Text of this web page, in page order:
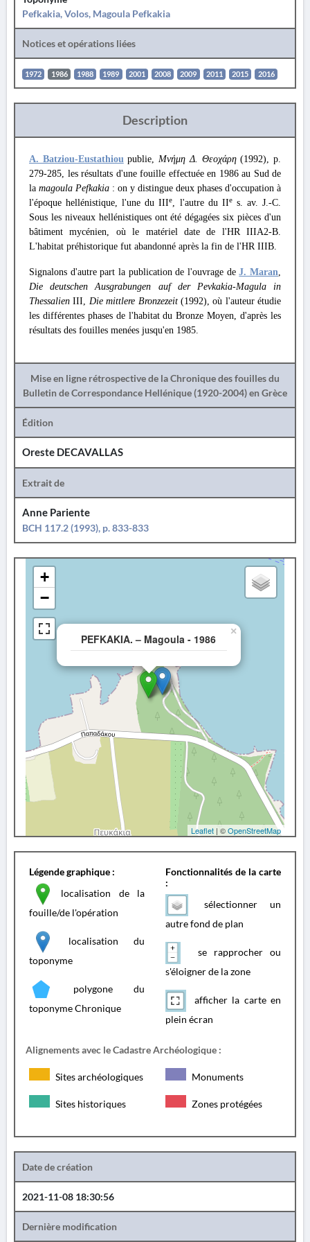
Pefkakia, Volos, Magoula Pefkakia
Notices et opérations liées
1972 1986 1988 1989 2001 2008 2009 2011 2015 2016
Description
A. Batziou-Eustathioupublie,Μνήμη Δ. Θεοχάρη(1992), p.
279-285, les résultats d'une fouille effectuée en 1986 au Sud de
la magoula Pefkakia : on y distingue deux phases d'occupation à
l'époque hellénistique, l'une du IIIe, l'autre du IIes. av. J.-C.
Sous les niveaux hellénistiques ont été dégagées six pièces d'un
bâtiment mycénien, où le matériel date de l'HR IIIA2-B.
L'habitat préhistorique fut abandonné après la fin de l'HR IIIB.
Signalons d'autre part la publication de l'ouvrage deJ. Maran,
Die deutschen Ausgrabungen auf der Pevkakia-Magula in
Thessalien III, Die mittlere Bronzezeit(1992), où l'auteur étudie
les différentes phases de l'habitat du Bronze Moyen, d'après les
résultats des fouilles menées jusqu'en 1985.
Mise en ligne rétrospective de la Chronique des fouilles du
Bulletin de Correspondance Hellénique (1920-2004) en Grèce
Édition
Oreste DECAVALLAS
Extrait de
Anne Pariente
BCH 117.2 (1993), p. 833-833
PEFKAKIA. – Magoula - 1986
×
+
−
Leaflet | ©OpenStreetMap
Légende graphique :
localisation de la
fouille/de l'opération
localisation du
toponyme
polygone du
toponyme Chronique
Fonctionnalités de la carte
:
sélectionner un
autre fond de plan
se rapprocher ou
s'éloigner de la zone
afficher la carte en
plein écran
Alignements avec le Cadastre Archéologique :
Sites archéologiques Monuments
Sites historiques Zones protégées
Date de création
2021-11-08 18:30:56
Dernière modification